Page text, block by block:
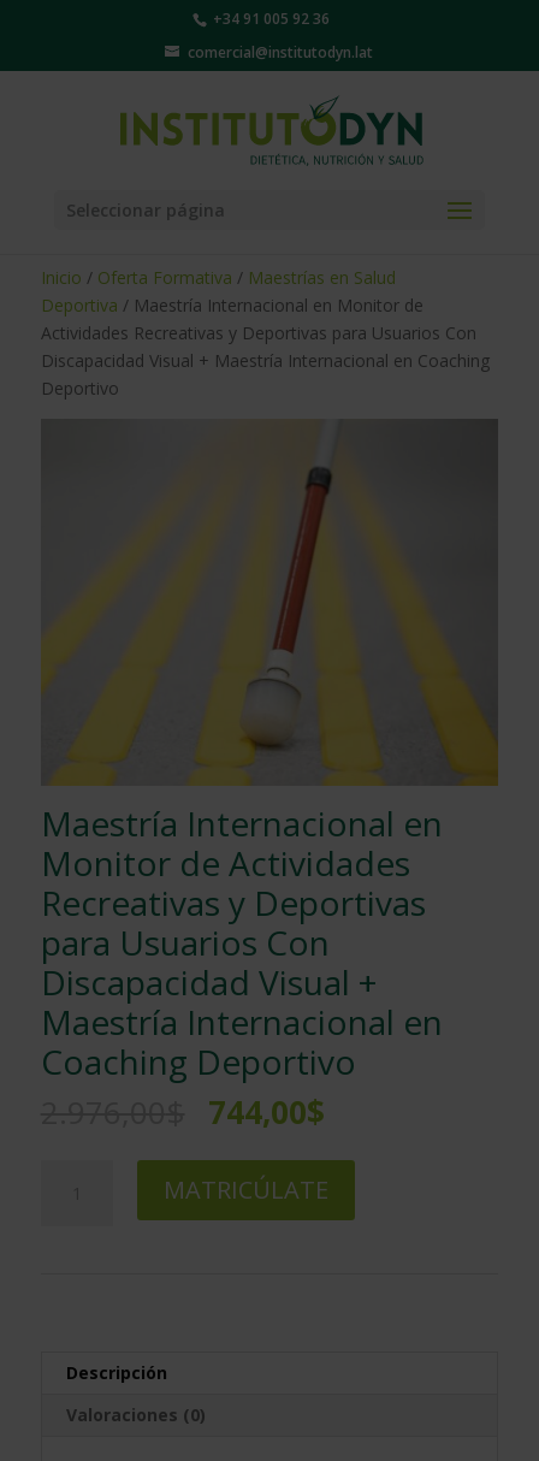
+34 91 005 92 36
comercial@institutodyn.lat
Seleccionar página
Inicio / Oferta Formativa / Maestrías en Salud
Deportiva / Maestría Internacional en Monitor de
Actividades Recreativas y Deportivas para Usuarios Con
Discapacidad Visual + Maestría Internacional en Coaching
Deportivo
Maestría Internacional en
Monitor de Actividades
Recreativas y Deportivas
para Usuarios Con
Discapacidad Visual +
Maestría Internacional en
Coaching Deportivo
El
precio
original
era:
2.976,00$.
744,00$El
actual
es:
744,00$.
para
MATRICÚLATE
Descripción
Valoraciones (0)